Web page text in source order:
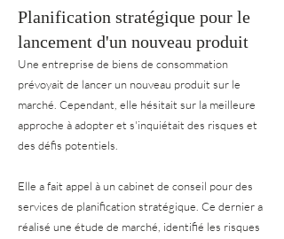
Planification stratégique pour le
lancement d'un nouveau produit
Une entreprise de biens de consommation
prévoyait de lancer un nouveau produit sur le
marché. Cependant, elle hésitait sur la meilleure
approche à adopter et s'inquiétait des risques et
des défis potentiels.
Elle a fait appel à un cabinet de conseil pour des
services de planification stratégique. Ce dernier a
réalisé une étude de marché, identifié les risques